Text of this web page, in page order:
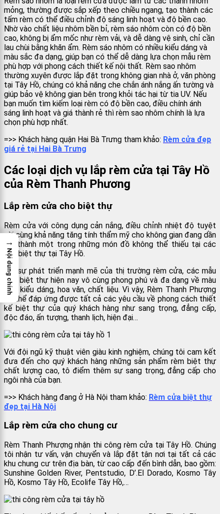
mỏng, thường được sắp xếp theo chiều ngang, tạo thành các
tấm rèm có thể điều chỉnh độ sáng linh hoạt và độ bền cao.
Nhờ vào chất liệu nhôm bền bỉ, rèm sáo nhôm còn có độ bền
cao, không bị ẩm mốc như rèm vải, và dễ dàng vệ sinh, chỉ cần
lau chùi bằng khăn ẩm. Rèm sáo nhôm có nhiều kiểu dáng và
màu sắc đa dạng, giúp bạn có thể dễ dàng lựa chọn mẫu rèm
phù hợp với phong cách thiết kế nội thất. Rèm sao nhôm
thường xuyên được lắp đặt trong không gian nhà ở, văn phòng
tại Tây Hồ, chúng có khả năng che chắn ánh nắng ấn tường và
giúp bảo vệ không gian bên trong khỏi tác hại từ tia UV. Nếu
bạn muốn tìm kiếm loại rèm có độ bền cao, điều chính ánh
sáng linh hoạt và giá thành rẻ thì rèm sao nhôm chính là lựa
chọn phù hợp nhất.
=>> Khách hàng quận Hai Bà Trưng tham khảo: Rèm cửa đẹp
giá rẻ tại Hai Bà Trưng
Các loại dịch vụ lắp rèm cửa tại Tây Hồ
của Rèm Thanh Phương
Lắp rèm cửa cho biệt thự
Rèm cửa với công dụng cản nắng, điều chỉnh nhiệt độ tuyệt
vời cùng khả năng tăng tính thẩm mỹ cho không gian đang dần
trở thành một trong những món đồ không thể thiếu tại các
căn biệt thự tại Tây Hồ.
Với sự phát triển mạnh mẽ của thị trường rèm cửa, các mẫu
rèm biệt thự hiện nay vô cùng phong phú và đa dạng về màu
sắc, kiểu dáng, hoa văn, chất liệu. Vì vậy, Rèm Thanh Phượng
có thể đáp ứng được tất cả các yêu cầu về phong cách thiết
kế biệt thự của quý khách hàng như sang trọng, đẳng cấp,
độc đáo, ấn tượng, thanh lịch, hiện đại…
Với đội ngũ kỹ thuật viên giàu kinh nghiệm, chúng tôi cam kết
đưa đến cho quý khách hàng những sản phẩm rèm biệt thự
chất lượng cao, tô điểm thêm sự sang trọng, đẳng cấp cho
ngôi nhà của bạn.
=>> Khách hàng đang ở Hà Nội tham khảo: Rèm cửa biệt thự
đẹp tại Hà Nội
Lắp rèm cửa cho chung cư
Rèm Thanh Phượng nhận thi công rèm cửa tại Tây Hồ. Chúng
tôi nhận tư vấn, vận chuyển và lắp đặt tận nơi tại tất cả các
khu chung cư trên địa bàn, từ cao cấp đến bình dẫn, bao gồm:
Sunshine Golden River, Pentstudio, D’.El Dorado, Kosmo Tây
Hồ, Kosmo Tây Hồ, Ecolife Tây Hồ,…
→
Nội dung chính